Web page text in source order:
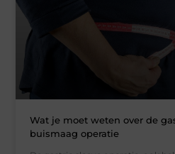
Wat je moet weten over de
buismaag operatie